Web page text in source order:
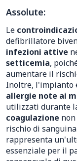
Assolute:
Le
defibrillatore
infezioni attive
setticemia,
aumentare il
Inoltre, l'impianto
allergie note ai
utilizzati durante
coagulazione
rischio di
rappresenta
essenziale per il